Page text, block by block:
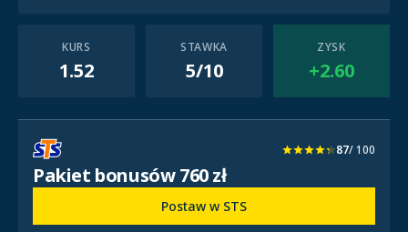
KURS
1.52
STAWKA
5/10
ZYSK
+2.60
87/ 100
Pakiet bonusów 760 zł
Postaw w STS